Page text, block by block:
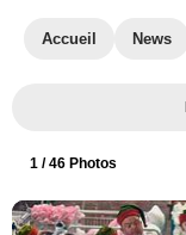
Accueil News
1 / 46 Photos